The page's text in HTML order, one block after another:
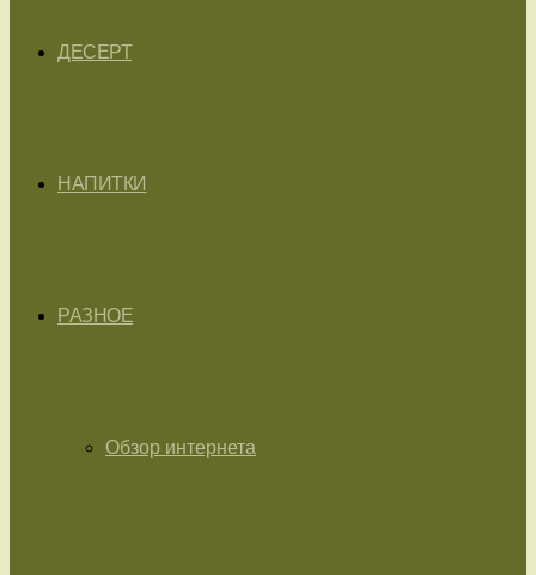
ДЕСЕРТ
НАПИТКИ
РАЗНОЕ
Обзор интернета